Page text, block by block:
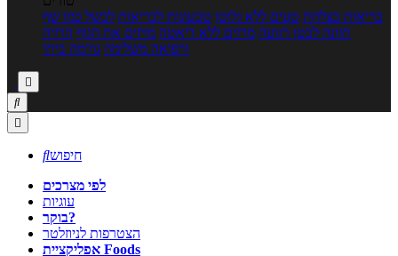
בריאות בצלחת טעים ללא גלוטן טבעונות לבריאות לבשל כמו שף
תזונה לבטן רגועה מרזים ללא דיאטה מזיזים את הגוף הרזיה
ורפואה משלימה גורמה ביתי



חיפוש
לפי מצרכים
עוגיות
בוקר?
הצטרפות לניוזלטר
אפליקציית Foods